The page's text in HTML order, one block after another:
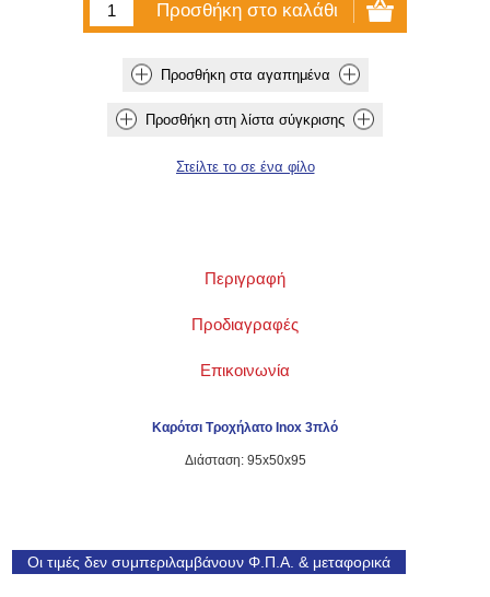
Περιγραφή
Προδιαγραφές
Επικοινωνία
Καρότσι Τροχήλατο Inox 3πλό
Διάσταση: 95x50x95
Οι τιμές δεν συμπεριλαμβάνουν Φ.Π.Α. & μεταφορικά